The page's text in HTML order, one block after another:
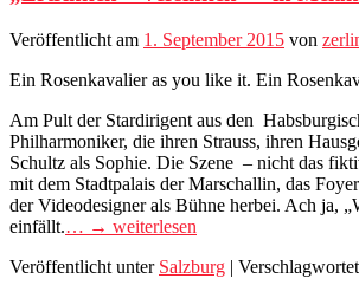
Veröffentlicht am 1. September 2015 von
Ein Rosenkavalier as you like it. Ein
Am Pult der Stardirigent aus den
Philharmoniker, die ihren Strauss, ihren
Schultz als Sophie. Die Szene – nicht das
mit dem Stadtpalais der Marschallin, das
der Videodesigner als Bühne herbei. Ach ja,
einfällt.… → weiterlesen
Veröffentlicht unter Salzburg |